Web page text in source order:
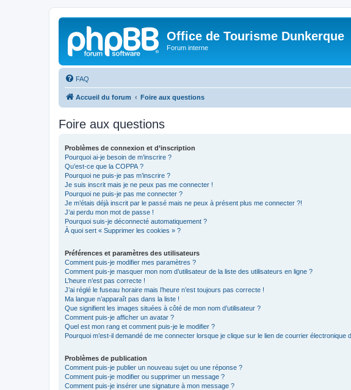
Office de Tourisme Dunkerque
Forum interne
FAQ
Accueil du forum Foire aux questions
Foire aux questions
Problèmes de connexion et d’inscription
Pourquoi ai-je besoin de m’inscrire ?
Qu’est-ce que la COPPA ?
Pourquoi ne puis-je pas m’inscrire ?
Je suis inscrit mais je ne peux pas me connecter !
Pourquoi ne puis-je pas me connecter ?
Je m’étais déjà inscrit par le passé mais ne peux à présent plus me connecter ?!
J’ai perdu mon mot de passe !
Pourquoi suis-je déconnecté automatiquement ?
À quoi sert « Supprimer les cookies » ?
Préférences et paramètres des utilisateurs
Comment puis-je modifier mes paramètres ?
Comment puis-je masquer mon nom d’utilisateur de la liste des utilisateurs en ligne ?
L’heure n’est pas correcte !
J’ai réglé le fuseau horaire mais l’heure n’est toujours pas correcte !
Ma langue n’apparaît pas dans la liste !
Que signifient les images situées à côté de mon nom d’utilisateur ?
Comment puis-je afficher un avatar ?
Quel est mon rang et comment puis-je le modifier ?
Pourquoi m’est-il demandé de me connecter lorsque je clique sur le lien de courrier électronique
Problèmes de publication
Comment puis-je publier un nouveau sujet ou une réponse ?
Comment puis-je modifier ou supprimer un message ?
Comment puis-je insérer une signature à mon message ?